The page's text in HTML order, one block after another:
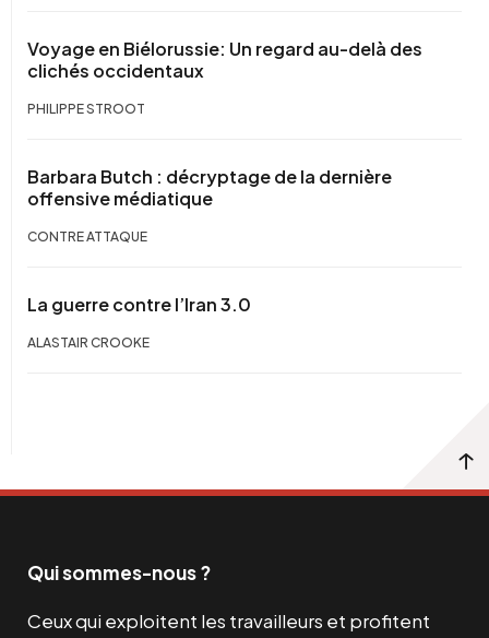
Voyage en Biélorussie: Un regard au-delà des
clichés occidentaux
PHILIPPE STROOT
Barbara Butch : décryptage de la dernière
offensive médiatique
CONTRE ATTAQUE
La guerre contre l’Iran 3.0
ALASTAIR CROOKE
Qui sommes-nous ?
Ceux qui exploitent les travailleurs et profitent